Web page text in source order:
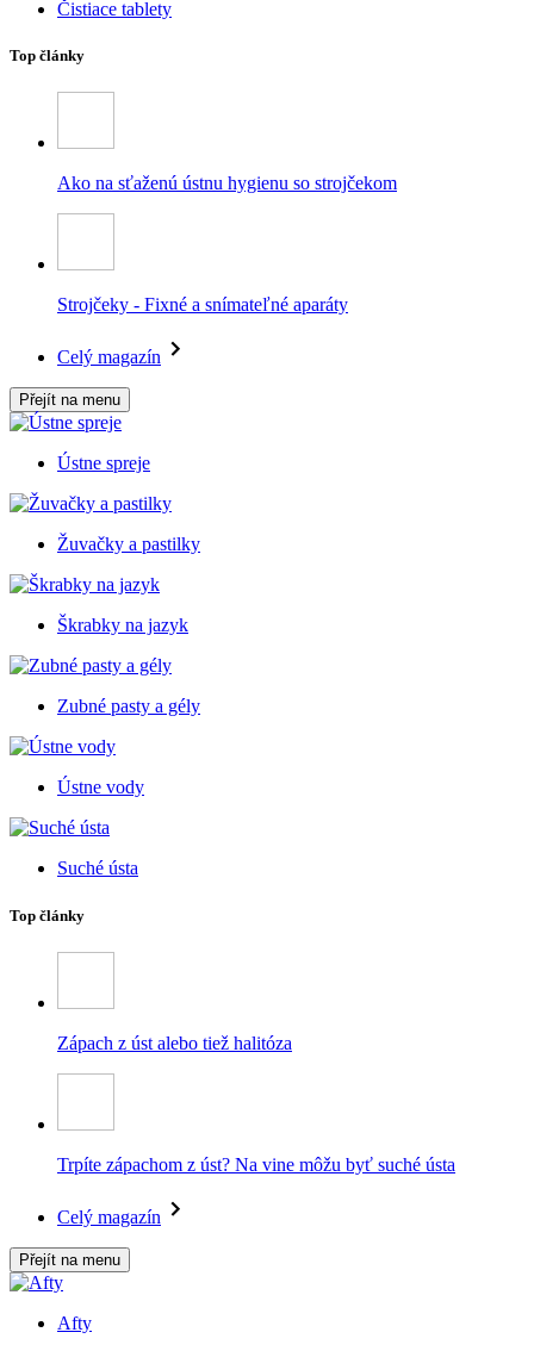
Čistiace tablety
Top články
Ako na sťaženú ústnu hygienu so strojčekom
Strojčeky - Fixné a snímateľné aparáty
Celý magazín
Přejít na menu
Ústne spreje
Žuvačky a pastilky
Škrabky na jazyk
Zubné pasty a gély
Ústne vody
Suché ústa
Top články
Zápach z úst alebo tiež halitóza
Trpíte zápachom z úst? Na vine môžu byť suché ústa
Celý magazín
Přejít na menu
Afty